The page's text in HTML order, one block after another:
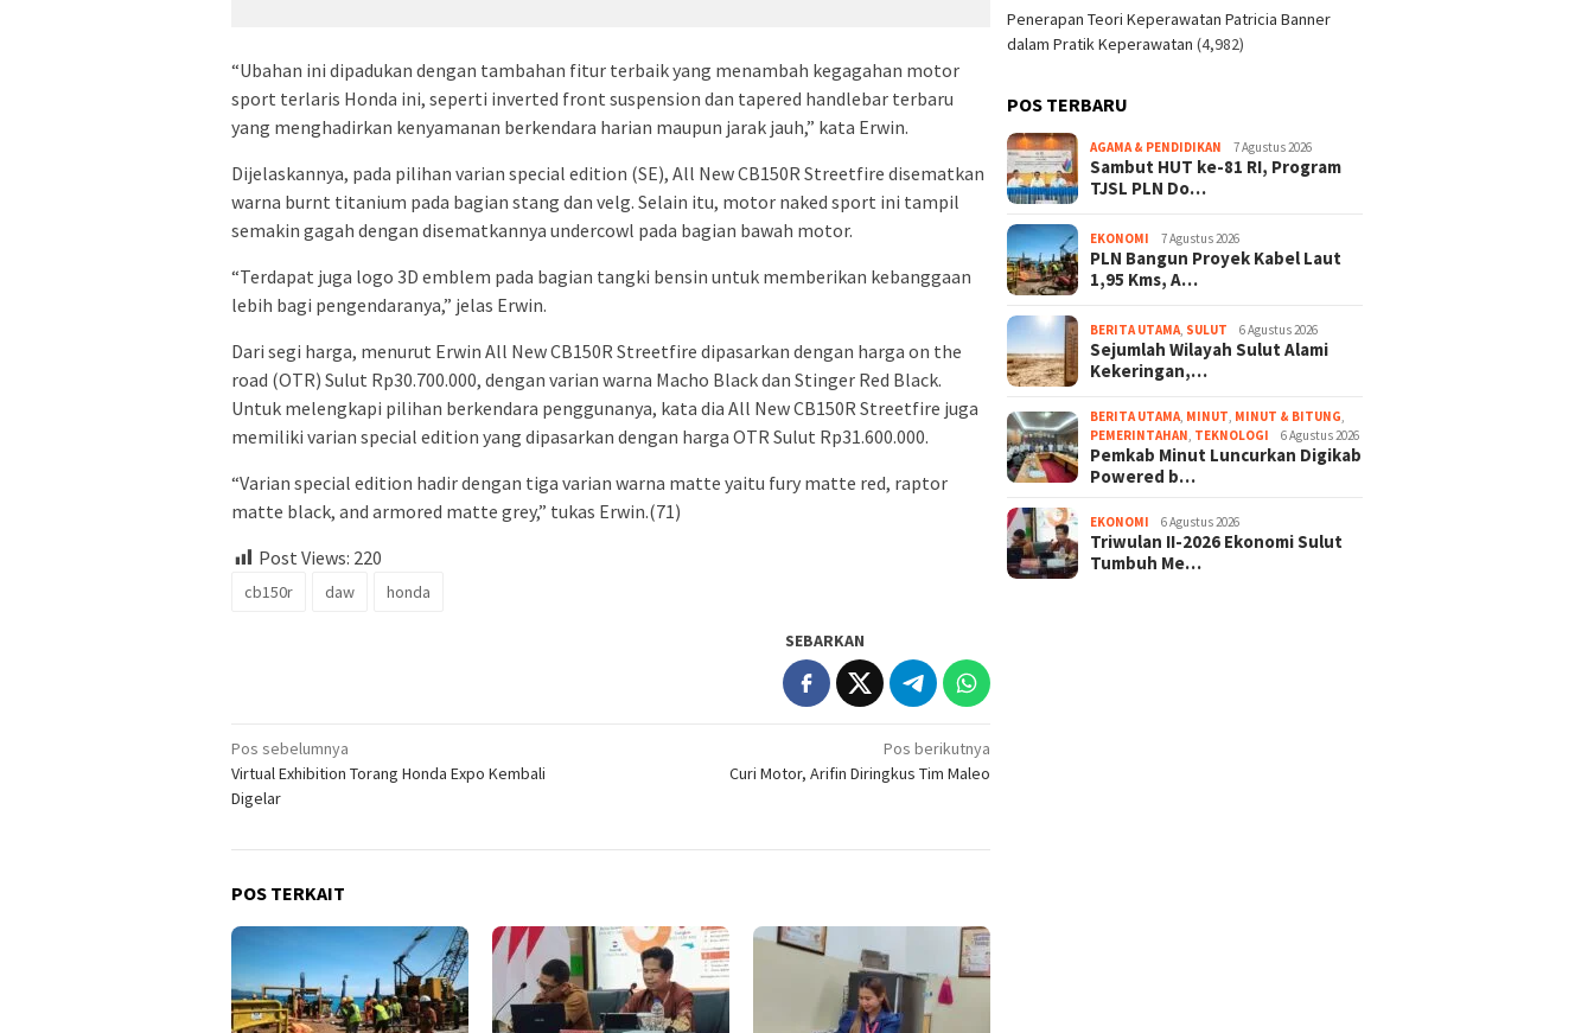
“Ubahan ini dipadukan dengan tambahan fitur terbaik yang menambah kegagahan motor
sport terlaris Honda ini, seperti inverted front suspension dan tapered handlebar terbaru
yang menghadirkan kenyamanan berkendara harian maupun jarak jauh,” kata Erwin.
Dijelaskannya, pada pilihan varian special edition (SE), All New CB150R Streetfire disematkan
warna burnt titanium pada bagian stang dan velg. Selain itu, motor naked sport ini tampil
semakin gagah dengan disematkannya undercowl pada bagian bawah motor.
“Terdapat juga logo 3D emblem pada bagian tangki bensin untuk memberikan kebanggaan
lebih bagi pengendaranya,” jelas Erwin.
Dari segi harga, menurut Erwin All New CB150R Streetfire dipasarkan dengan harga on the
road (OTR) Sulut Rp30.700.000, dengan varian warna Macho Black dan Stinger Red Black.
Untuk melengkapi pilihan berkendara penggunanya, kata dia All New CB150R Streetfire juga
memiliki varian special edition yang dipasarkan dengan harga OTR Sulut Rp31.600.000.
“Varian special edition hadir dengan tiga varian warna matte yaitu fury matte red, raptor
matte black, and armored matte grey,” tukas Erwin.(71)
Post Views: 220
cb150r daw honda
SEBARKAN
Navigasi
pos
Pos sebelumnya
Virtual Exhibition Torang Honda Expo Kembali
Digelar
Pos berikutnya
Curi Motor, Arifin Diringkus Tim Maleo
POS TERKAIT
Penerapan Teori Keperawatan Patricia Banner
dalam Pratik Keperawatan (4,982)
POS TERBARU
AGAMA & PENDIDIKAN 7 Agustus 2026
Sambut HUT ke-81 RI, Program
TJSL PLN Do…
EKONOMI 7 Agustus 2026
PLN Bangun Proyek Kabel Laut
1,95 Kms, A…
BERITA UTAMA, SULUT 6 Agustus 2026
Sejumlah Wilayah Sulut Alami
Kekeringan,…
BERITA UTAMA, MINUT, MINUT & BITUNG,
PEMERINTAHAN, TEKNOLOGI 6 Agustus 2026
Pemkab Minut Luncurkan Digikab
Powered b…
EKONOMI 6 Agustus 2026
Triwulan II-2026 Ekonomi Sulut
Tumbuh Me…